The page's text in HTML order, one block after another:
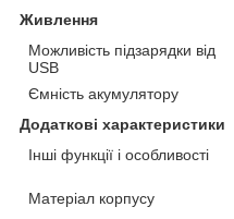
Живлення
Можливість підзарядки від
USB
Ємність акумулятору
Додаткові характеристики
Інші функції і особливості
Матеріал корпусу